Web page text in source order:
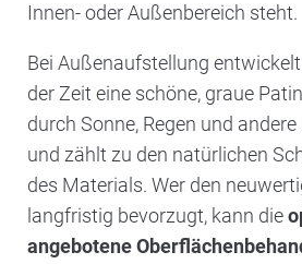
Innen- oder Außenbereich steht.
Bei Außenaufstellung
der Zeit eine schöne, graue
durch Sonne, Regen und
und zählt zu den natürlichen
des Materials. Wer den
langfristig bevorzugt, kann die
angebotene